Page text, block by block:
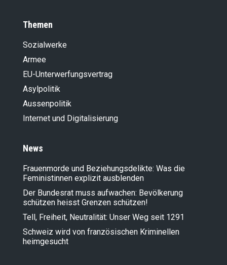
Themen
Sozialwerke
Armee
EU-Unterwerfungsvertrag
Asylpolitik
Aussenpolitik
Internet und Digitalisierung
News
Frauenmorde und Beziehungsdelikte: Was die
Feministinnen explizit ausblenden
Der Bundesrat muss aufwachen: Bevölkerung
schützen heisst Grenzen schützen!
Tell, Freiheit, Neutralität: Unser Weg seit 1291
Schweiz wird von französischen Kriminellen
heimgesucht